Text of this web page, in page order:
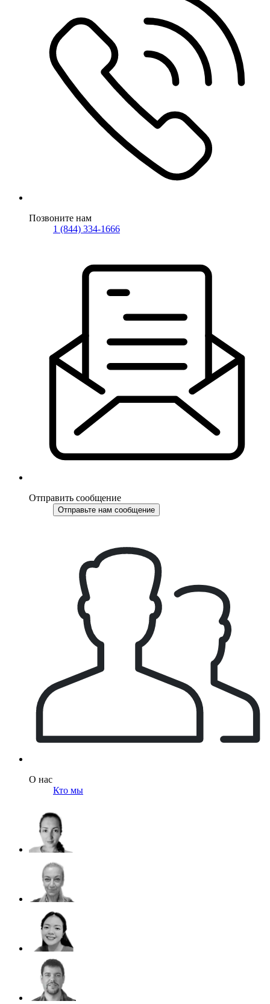
Позвоните нам
1 (844) 334-1666
Отправить сообщение
Отправьте нам сообщение
О нас
Кто мы